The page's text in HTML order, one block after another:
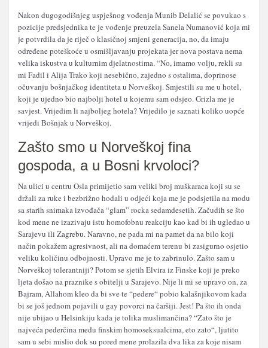
Nakon dugogodišnjeg uspješnog vođenja Munib Delalić se povukao s
pozicije predsjednika te je vođenje preuzela Sanela Numanović koja mi
je potvrdila da je riječ o klasičnoj smjeni generacija, no, da imaju
određene poteškoće u osmišljavanju projekata jer nova postava nema
velika iskustva u kulturnim djelatnostima. “No, imamo volju, rekli su
mi Fadil i Alija Trako koji nesebično, zajedno s ostalima, doprinose
očuvanju bošnjačkog identiteta u Norveškoj. Smjestili su me u hotel,
koji je ujedno bio najbolji hotel u kojemu sam odsjeo. Grizla me je
savjest. Vrijedim li najboljeg hotela? Vrijedilo je saznati koliko uopće
vrijedi Bošnjak u Norveškoj.
Zašto smo u Norveškoj fina
gospoda, a u Bosni krvoloci?
Na ulici u centru Osla primijetio sam veliki broj muškaraca koji su se
držali za ruke i bezbrižno hodali u odjeći koja me je podsjetila na modu
sa starih snimaka izvođača “glam” rocka sedamdesetih. Začudih se što
kod mene ne izazivaju istu homofobnu reakciju kao kad bi ih ugledao u
Sarajevu ili Zagrebu. Naravno, ne pada mi na pamet da na bilo koji
način pokažem agresivnost, ali na domaćem terenu bi zasigurno osjetio
veliku količinu odbojnosti. Upravo me je to zabrinulo. Zašto sam u
Norveškoj tolerantniji? Potom se sjetih Elvira iz Finske koji je preko
ljeta došao na praznike s obitelji u Sarajevo. Nije li mi se upravo on, za
Bajram, Allahom kleo da bi sve te “pedere“ pobio kalašnjikovom kada
bi se još jednom pojavili u gay povorci na čaršiji. Jest! Pa što ih onda
nije ubijao u Helsinkiju kada je tolika muslimančina? “Zato što je
najveća pederčina među finskim homoseksualcima, eto zato“, ljutito
sam u sebi mislio dok su pored mene prolazila dva lika za koje nisam